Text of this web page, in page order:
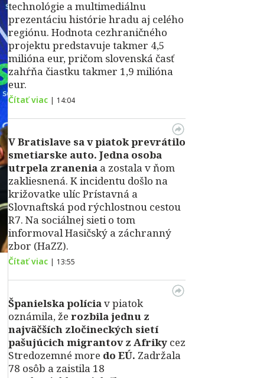
technológie a multimediálnu
prezentáciu histórie hradu aj celého
regiónu. Hodnota cezhraničného
projektu predstavuje takmer 4,5
milióna eur, pričom slovenská časť
zahŕňa čiastku takmer 1,9 milióna
eur.
Čítať viac | 14:04
V Bratislave sa v piatok prevrátilo
smetiarske auto. Jedna osoba
utrpela zranenia a zostala v ňom
zakliesnená. K incidentu došlo na
križovatke ulíc Prístavná a
Slovnaftská pod rýchlostnou cestou
R7. Na sociálnej sieti o tom
informoval Hasičský a záchranný
zbor (HaZZ).
Čítať viac | 13:55
Španielska políciav piatok
oznámila, že rozbila jednu z
najväčších zločineckých sietí
pašujúcich migrantov z Afriky cez
Stredozemné more do EÚ. Zadržala
78 osôb a zaistila 18